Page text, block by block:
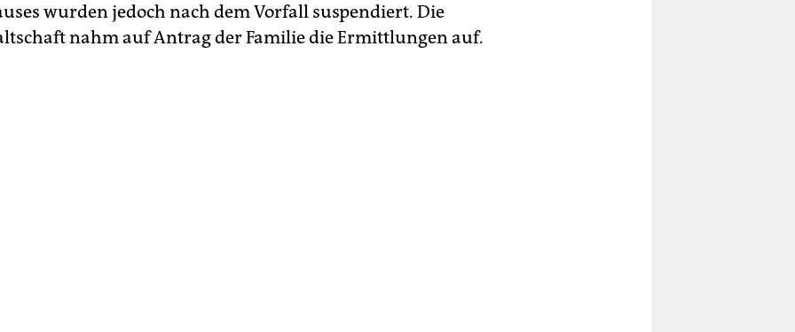
wurden jedoch nach dem Vorfall suspendiert. Die
nahm auf Antrag der Familie die Ermittlungen auf.